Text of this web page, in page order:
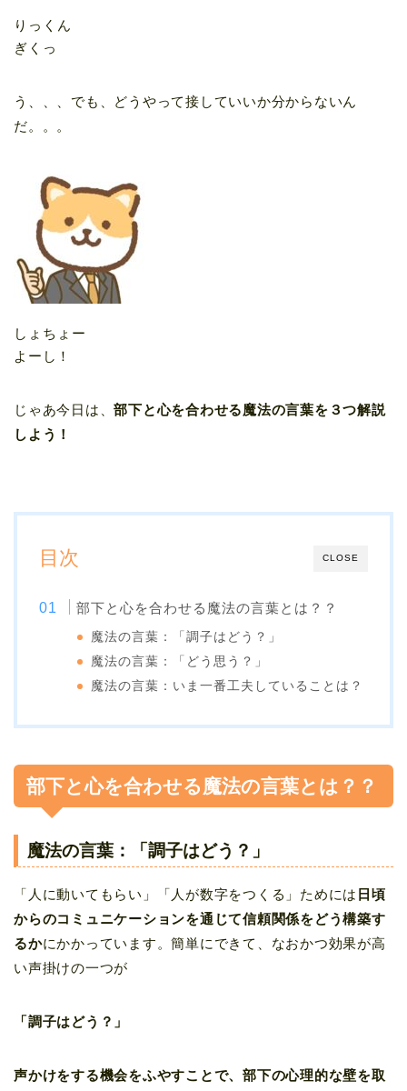
りっくん
ぎくっ
う、、、でも、どうやって接していいか分からないん
だ。。。
しょちょー
よーし！
じゃあ今日は、部下と心を合わせる魔法の言葉を３つ解説
しよう！
CLOSE
目次
部下と心を合わせる魔法の言葉とは？？
魔法の言葉：「調子はどう？」
魔法の言葉：「どう思う？」
魔法の言葉：いま一番工夫していることは？
部下と心を合わせる魔法の言葉とは？？
魔法の言葉：「調子はどう？」
「人に動いてもらい」「人が数字をつくる」ためには 日頃
からのコミュニケーションを通じて信頼関係をどう構築す
るかにかかっています。簡単にできて、なおかつ効果が高
い声掛けの一つが
「調子はどう？」
声かけをする機会をふやすことで、部下の心理的な壁を取